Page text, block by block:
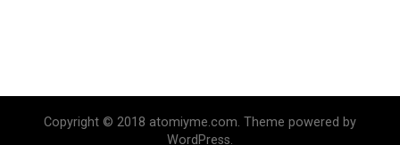
Copyright © 2018 atomiyme.com. Theme powered by
WordPress.